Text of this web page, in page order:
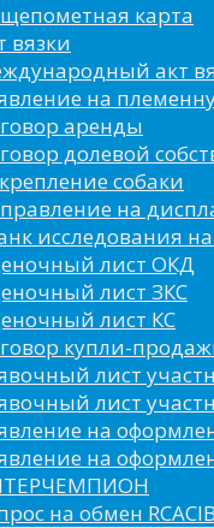
карта
вязки
акт
на
аренды
долевой
собаки
на
исследования
лист ОКД
лист ЗКС
лист КС
купли-
лист
лист
на
на
на обмен